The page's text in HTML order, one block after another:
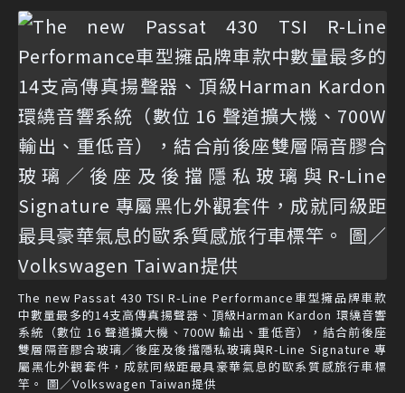
The new Passat 430 TSI R-Line Performance車型擁品牌車款
中數量最多的14支高傳真揚聲器、頂級Harman Kardon 環繞音響
系統（數位 16 聲道擴大機、700W 輸出、重低音），結合前後座
雙層隔音膠合玻璃／後座及後擋隱私玻璃與R-Line Signature 專
屬黑化外觀套件，成就同級距最具豪華氣息的歐系質感旅行車標
竿。 圖／Volkswagen Taiwan提供